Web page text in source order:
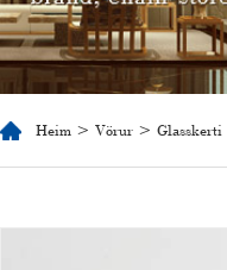
Heim > Vörur > Glasskerti